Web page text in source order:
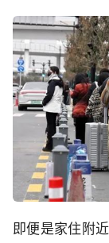
即便是家住附